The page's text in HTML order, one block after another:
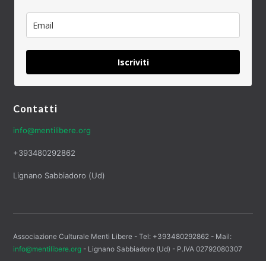
Iscriviti
Contatti
info@mentilibere.org
+393480292862
Lignano Sabbiadoro (Ud)
Associazione Culturale Menti Libere - Tel: +393480292862 - Mail:
info@mentilibere.org - Lignano Sabbiadoro (Ud) - P.IVA 02792080307